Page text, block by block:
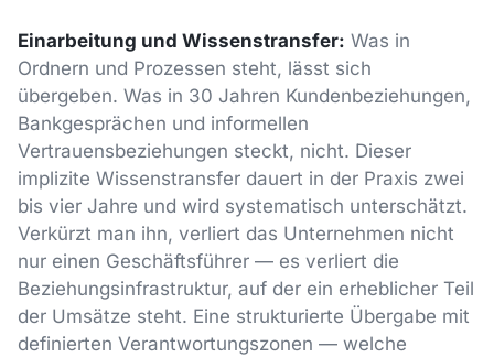
Einarbeitung und Wissenstransfer: Was in
Ordnern und Prozessen steht, lässt sich
übergeben. Was in 30 Jahren Kundenbeziehungen,
Bankgesprächen und informellen
Vertrauensbeziehungen steckt, nicht. Dieser
implizite Wissenstransfer dauert in der Praxis zwei
bis vier Jahre und wird systematisch unterschätzt.
Verkürzt man ihn, verliert das Unternehmen nicht
nur einen Geschäftsführer — es verliert die
Beziehungsinfrastruktur, auf der ein erheblicher Teil
der Umsätze steht. Eine strukturierte Übergabe mit
definierten Verantwortungszonen — welche